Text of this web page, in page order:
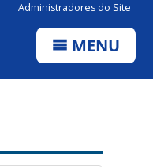
Administradores do Site
MENU